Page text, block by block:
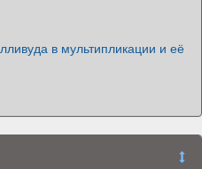
в мультипликации и её